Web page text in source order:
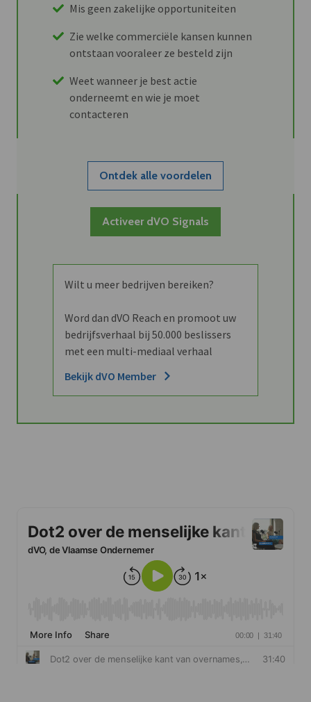
Mis geen zakelijke opportuniteiten
Zie welke commerciële kansen kunnen
ontstaan vooraleer ze besteld zijn
Weet wanneer je best actie
onderneemt en wie je moet
contacteren
Ontdek alle voordelen
Activeer dVO Signals
Wilt u meer bedrijven bereiken?
Word dan dVO Reach en promoot uw
bedrijfsverhaal bij 50.000 beslissers
met een multi-mediaal verhaal
Bekijk dVO Member